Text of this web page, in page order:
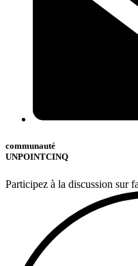
communauté
UNPOINTCINQ
Participez à la discussion sur